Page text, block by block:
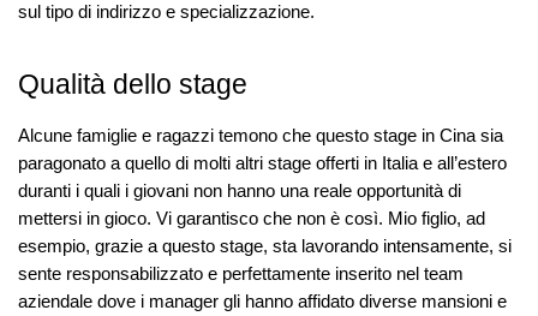
sul tipo di indirizzo e specializzazione.
Qualità dello stage
Alcune famiglie e ragazzi temono che questo stage in Cina sia
paragonato a quello di molti altri stage offerti in Italia e all’estero
duranti i quali i giovani non hanno una reale opportunità di
mettersi in gioco. Vi garantisco che non è così. Mio figlio, ad
esempio, grazie a questo stage, sta lavorando intensamente, si
sente responsabilizzato e perfettamente inserito nel team
aziendale dove i manager gli hanno affidato diverse mansioni e